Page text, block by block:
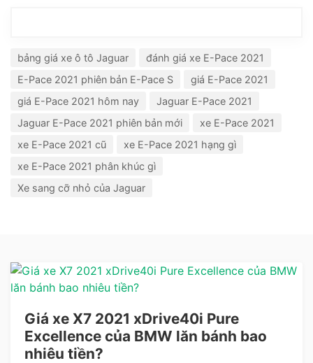
bảng giá xe ô tô Jaguar
đánh giá xe E-Pace 2021
E-Pace 2021 phiên bản E-Pace S
giá E-Pace 2021
giá E-Pace 2021 hôm nay
Jaguar E-Pace 2021
Jaguar E-Pace 2021 phiên bản mới
xe E-Pace 2021
xe E-Pace 2021 cũ
xe E-Pace 2021 hạng gì
xe E-Pace 2021 phân khúc gì
Xe sang cỡ nhỏ của Jaguar
Giá xe X7 2021 xDrive40i Pure
Excellence của BMW lăn bánh bao
nhiêu tiền?